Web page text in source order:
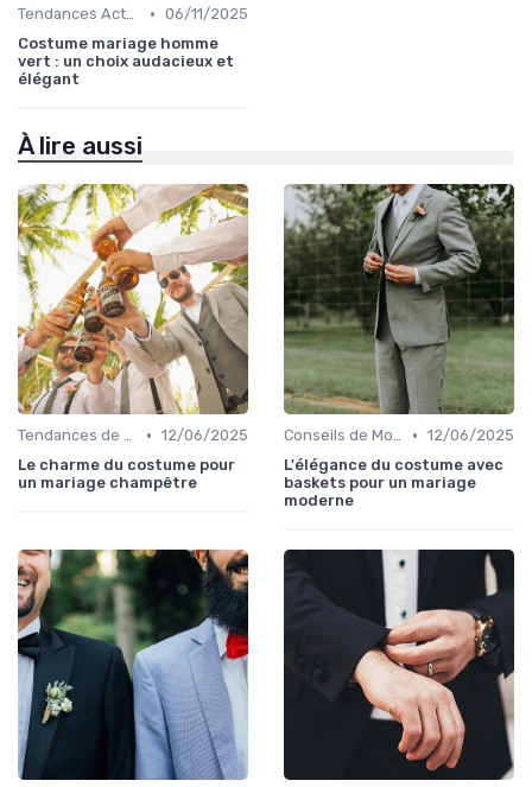
Tendances Actuelles • 06/11/2025
Costume mariage homme
vert : un choix audacieux et
élégant
À lire aussi
Tendances de Mariages • 12/06/2025
Le charme du costume pour
un mariage champêtre
Conseils de Mode pour le Marié • 12/06/2025
L'élégance du costume avec
baskets pour un mariage
moderne